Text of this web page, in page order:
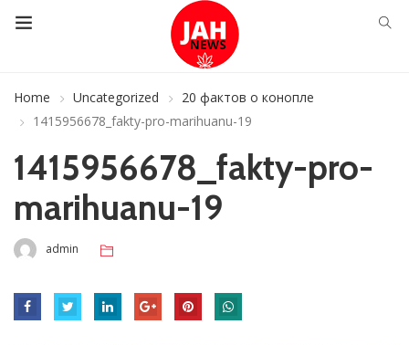
Home Uncategorized
20 фактов о конопле
1415956678_fakty-pro-marihuanu-19
1415956678_fakty-pro-
marihuanu-19
admin